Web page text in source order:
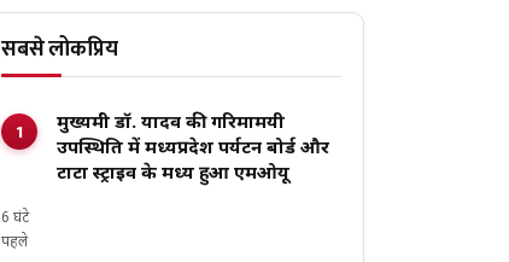
सबसे लोकप्रिय
मुख्यमंत्री डॉ. यादव की गरिमामयी
उपस्थिति में मध्यप्रदेश पर्यटन बोर्ड और
टाटा स्ट्राइव के मध्य हुआ एमओयू
6 घंटे
पहले